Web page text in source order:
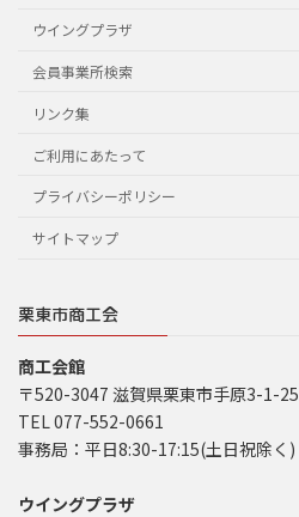
ウイングプラザ
会員事業所検索
リンク集
ご利用にあたって
プライバシーポリシー
サイトマップ
栗東市商工会
商工会館
〒520-3047 滋賀県栗東市手原3-1-25
TEL 077-552-0661
事務局：平日8:30-17:15(土日祝除く)
ウイングプラザ